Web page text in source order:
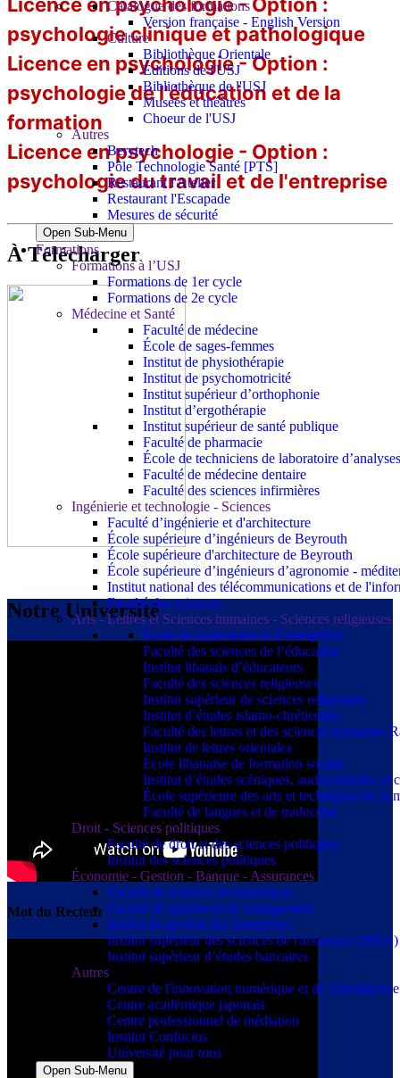
Catalogue des formations
Version française - English Version
Culture
Bibliothèque Orientale
Éditions de l'USJ
Bibliothèque de l'USJ
Musées et théâtres
Choeur de l'USJ
Autres
Berytech
Pôle Technologie Santé [PTS]
Restaurant l'Atelier
Restaurant l'Escapade
Mesures de sécurité
Open Sub-Menu
Formations
Formations à l’USJ
Formations de 1er cycle
Formations de 2e cycle
Médecine et Santé
Faculté de médecine
École de sages-femmes
Institut de physiothérapie
Institut de psychomotricité
Institut supérieur d’orthophonie
Institut d’ergothérapie
Institut supérieur de santé publique
Faculté de pharmacie
École de techniciens de laboratoire
Faculté de médecine dentaire
Faculté des sciences infirmières
Ingénierie et technologie - Sciences
Faculté d’ingénierie et d'architecture
École supérieure d’ingénieurs de Beyrouth
École supérieure d'architecture de Beyrouth
École supérieure d’ingénieurs d’agronomie -
Institut national des télécommunications et de
Faculté des sciences
Arts - Lettres et Sciences humaines - Sciences religieuses
École de traducteurs et d’interprètes
Faculté des sciences de l’éducation
Institut libanais d’éducateurs
Faculté des sciences religieuses
Institut supérieur de sciences religieuses
Institut d’études islamo-chrétiennes
Faculté des lettres et des sciences humaines
Institut de lettres orientales
École libanaise de formation sociale
Institut d’études scéniques, audiovisuelles et
École supérieure des arts et techniques de la
Faculté de langues et de traduction
Droit - Sciences politiques
Faculté de droit et des sciences politiques
Institut des sciences politiques
Économie - Gestion - Banque - Assurances
Faculté de sciences économiques
Faculté de gestion et de management
Institut de gestion des entreprises
Institut supérieur des sciences de l'assurance (ISSA)
Institut supérieur d’études bancaires
Autres
Centre de l'innovation numérique et de
Centre académique japonais
Centre professionnel de médiation
Institut Confucius
Université pour tous
Open Sub-Menu
psychologie clinique et pathologique
Licence en psychologie - Option :
psychologie de l'éducation et de la
formation
Licence en psychologie - Option :
psychologie du travail et de l'entreprise
À Télécharger
Notre Université
Mot du Recteur